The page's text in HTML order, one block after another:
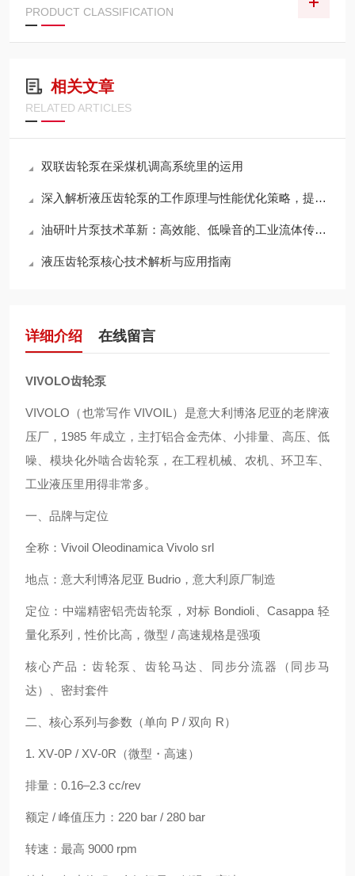
PRODUCT CLASSIFICATION
相关文章
RELATED ARTICLES
双联齿轮泵在采煤机调高系统里的运用
深入解析液压齿轮泵的工作原理与性能优化策略，提升液压系统效率
油研叶片泵技术革新：高效能、低噪音的工业流体传动解决方案探索
液压齿轮泵核心技术解析与应用指南
详细介绍 在线留言
VIVOLO齿轮泵
VIVOLO（也常写作 VIVOIL）是意大利博洛尼亚的老牌液
压厂，1985 年成立，主打铝合金壳体、小排量、高压、低
噪、模块化外啮合齿轮泵，在工程机械、农机、环卫车、
工业液压里用得非常多。
一、品牌与定位
全称：Vivoil Oleodinamica Vivolo srl
地点：意大利博洛尼亚 Budrio，意大利原厂制造
定位：中端精密铝壳齿轮泵，对标 Bondioli、Casappa 轻
量化系列，性价比高，微型 / 高速规格是强项
核心产品：齿轮泵、齿轮马达、同步分流器（同步马
达）、密封套件
二、核心系列与参数（单向 P / 双向 R）
1. XV‑0P / XV‑0R（微型・高速）
排量：0.16–2.3 cc/rev
额定 / 峰值压力：220 bar / 280 bar
转速：最高 9000 rpm